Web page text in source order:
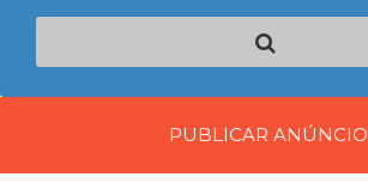
PUBLICAR ANÚNCIO